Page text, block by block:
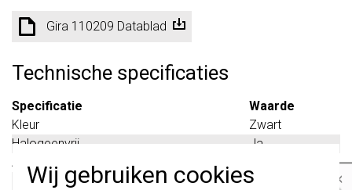
Wij gebruiken cookies
Gira 110209 Datablad
Technische specificaties
Specificatie
Waarde
Kleur
Zwart
Halogeenvrij
Ja
Aantal eenheden
Met klapdeksel
Nee
×